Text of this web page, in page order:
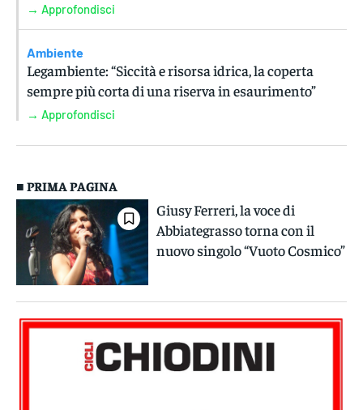
→ Approfondisci
Ambiente
Legambiente: “Siccità e risorsa idrica, la coperta
sempre più corta di una riserva in esaurimento”
→ Approfondisci
■ PRIMA PAGINA
Giusy Ferreri, la voce di
Abbiategrasso torna con il
nuovo singolo “Vuoto Cosmico”